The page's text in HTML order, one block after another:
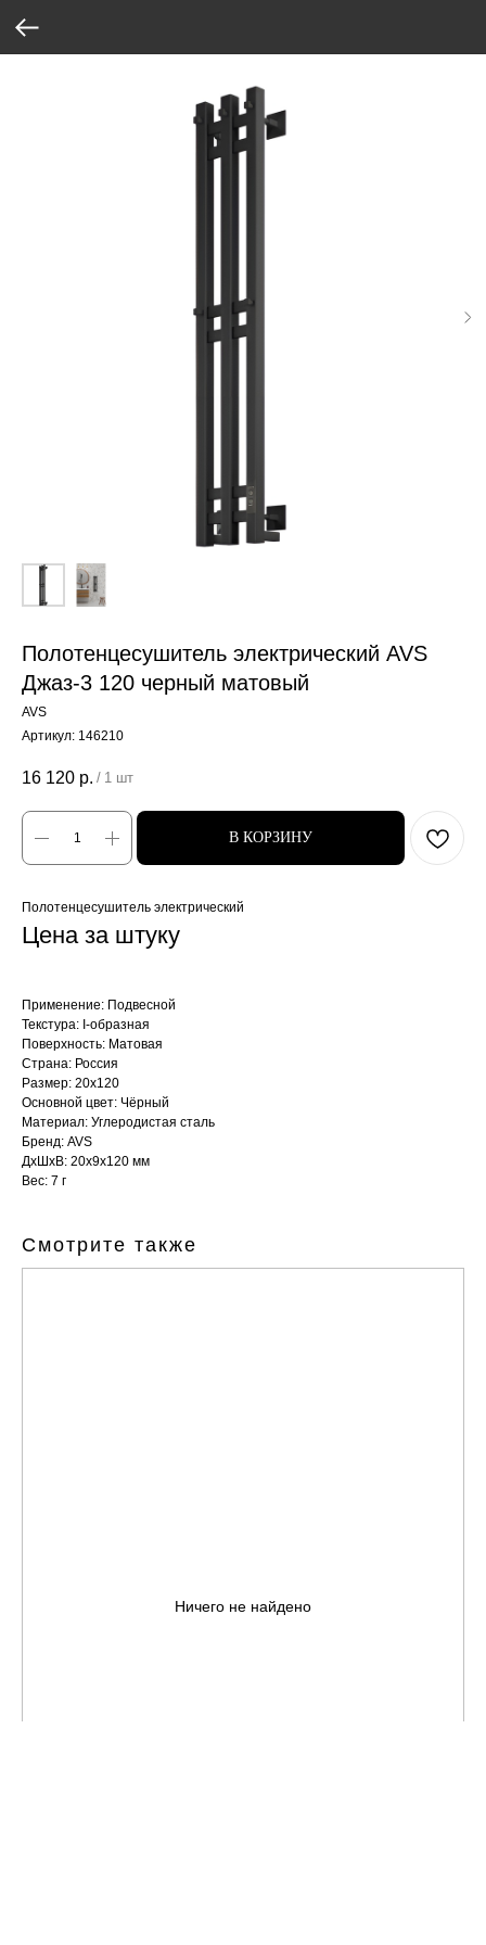
Полотенцесушитель электрический AVS
Джаз-3 120 черный матовый
AVS
Артикул: 146210
16 120 р. / 1 шт
В КОРЗИНУ
Полотенцесушитель электрический
Цена за штуку
Применение: Подвесной
Текстура: I-образная
Поверхность: Матовая
Страна: Россия
Размер: 20x120
Основной цвет: Чёрный
Материал: Углеродистая сталь
Бренд: AVS
ДxШxВ: 20x9x120 мм
Вес: 7 г
Смотрите также
Ничего не найдено